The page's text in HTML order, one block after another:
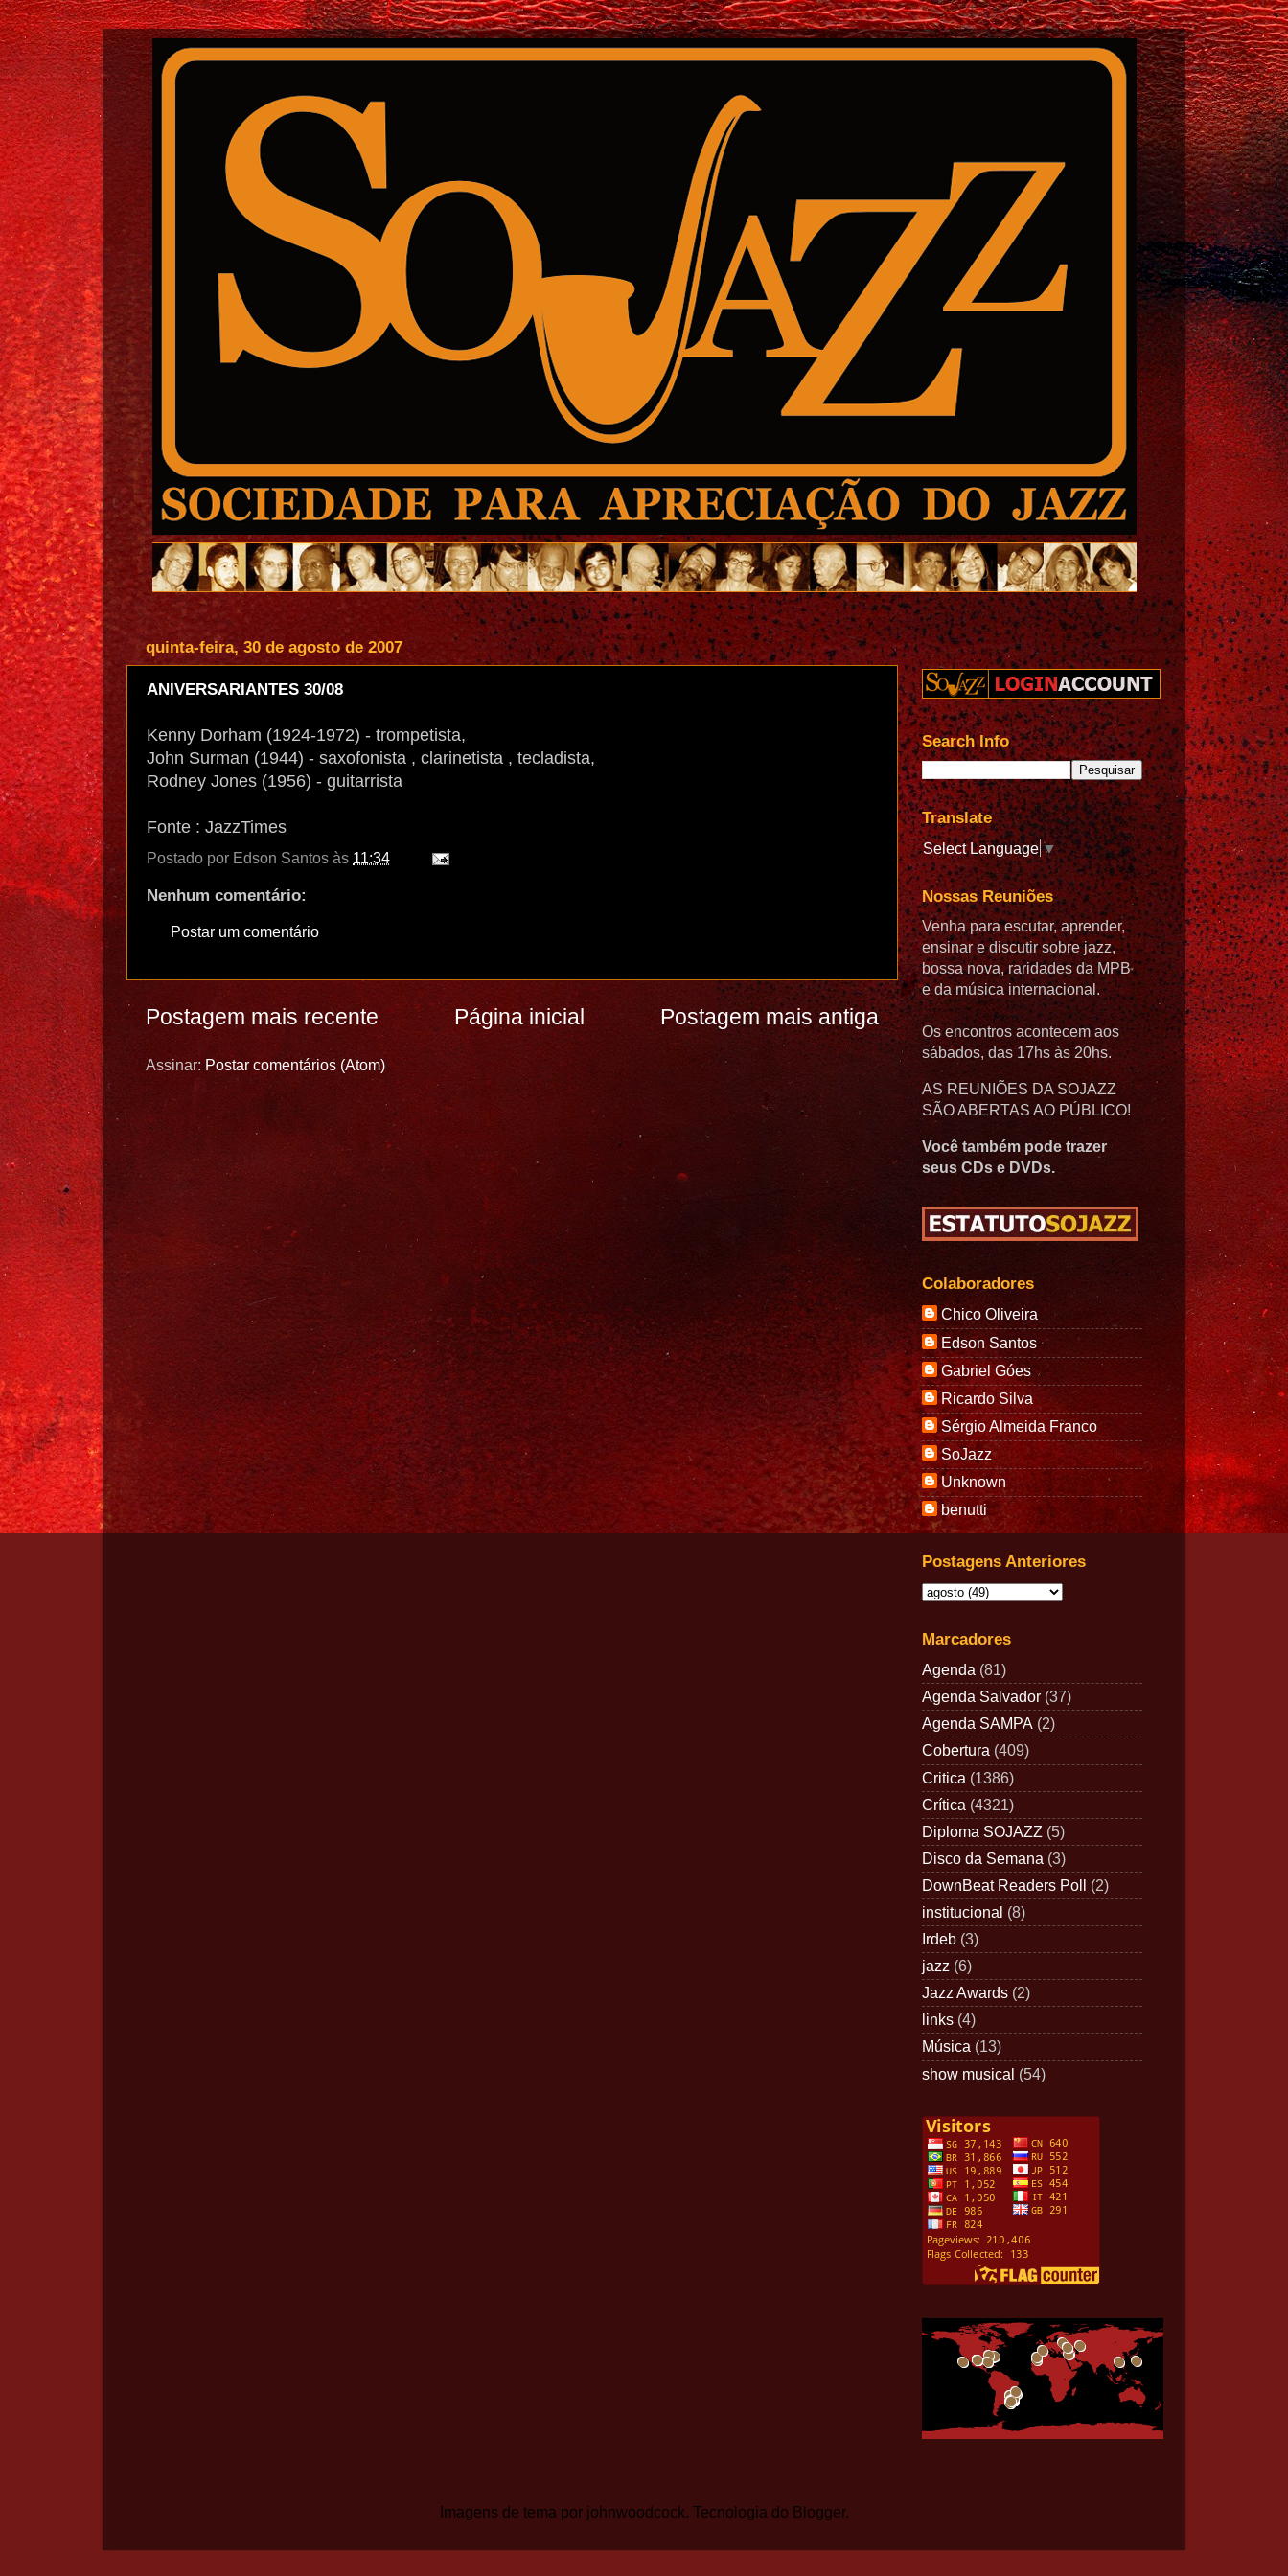
quinta-feira, 30 de agosto de 2007
ANIVERSARIANTES 30/08
Kenny Dorham (1924-1972) - trompetista,
John Surman (1944) - saxofonista , clarinetista , tecladista,
Rodney Jones (1956) - guitarrista
Fonte : JazzTimes
Postado por Edson Santos às 11:34
Nenhum comentário:
Postar um comentário
Postagem mais recente Postagem mais antiga
Página inicial
Assinar: Postar comentários (Atom)
Search Info
Translate
Select Language▼
Nossas Reuniões
Venha para escutar, aprender,
ensinar e discutir sobre jazz,
bossa nova, raridades da MPB
e da música internacional.
Os encontros acontecem aos
sábados, das 17hs às 20hs.
AS REUNIÕES DA SOJAZZ
SÃO ABERTAS AO PÚBLICO!
Você também pode trazer
seus CDs e DVDs.
Colaboradores
Chico Oliveira
Edson Santos
Gabriel Góes
Ricardo Silva
Sérgio Almeida Franco
SoJazz
Unknown
benutti
Postagens Anteriores
Marcadores
Agenda (81)
Agenda Salvador (37)
Agenda SAMPA (2)
Cobertura (409)
Critica (1386)
Crítica (4321)
Diploma SOJAZZ (5)
Disco da Semana (3)
DownBeat Readers Poll (2)
institucional (8)
Irdeb (3)
jazz (6)
Jazz Awards (2)
links (4)
Música (13)
show musical (54)
Imagens de tema por johnwoodcock. Tecnologia do Blogger.